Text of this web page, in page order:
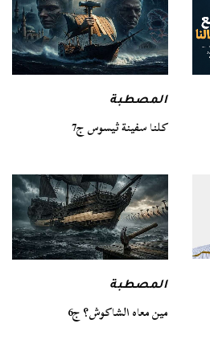
المصطبة
كلنا سفينة ثيسوس ج7
المصطبة
مين معاه الشاكوش؟ ج6